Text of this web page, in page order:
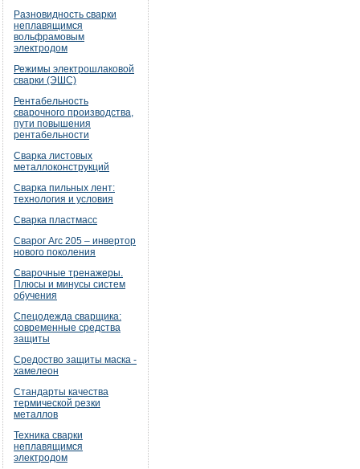
Разновидность сварки
неплавящимся
вольфрамовым
электродом
Режимы электрошлаковой
сварки (ЭШС)
Рентабельность
сварочного производства,
пути повышения
рентабельности
Сварка листовых
металлоконструкций
Сварка пильных лент:
технология и условия
Сварка пластмасс
Сварог Arc 205 – инвертор
нового поколения
Сварочные тренажеры.
Плюсы и минусы систем
обучения
Спецодежда сварщика:
современные средства
защиты
Средоство защиты маска -
хамелеон
Стандарты качества
термической резки
металлов
Техника сварки
неплавящимся
электродом